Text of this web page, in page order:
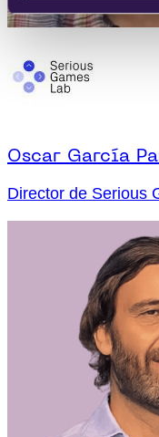
Oscar García
Director de Serious